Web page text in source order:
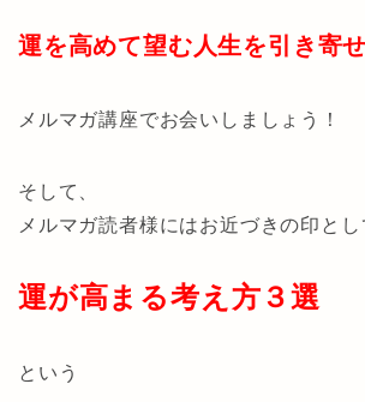
運を高めて望む人生を引き寄
メルマガ講座でお会いしましょう！
そして、
メルマガ読者様にはお近づきの印とし
運が高まる考え方３選
という